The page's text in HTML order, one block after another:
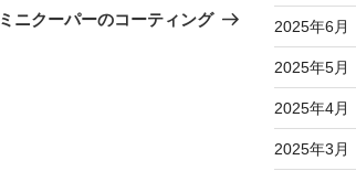
の
ミニクーパーのコーティング 2025年6月
2025年5月
2025年4月
2025年3月